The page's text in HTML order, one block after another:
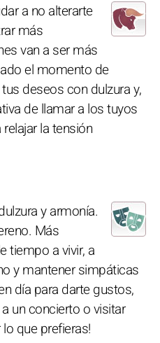
a no alterarte
más
van a ser más
el momento de
deseos con dulzura y,
de llamar a los tuyos
la tensión
y armonía.
Más
tiempo a vivir, a
y mantener simpáticas
día para darte gustos,
un concierto o visitar
que prefieras!